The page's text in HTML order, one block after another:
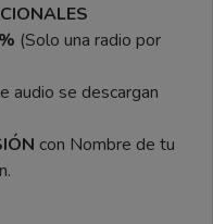
(Solo una radio por
audio se descargan
con Nombre de tu